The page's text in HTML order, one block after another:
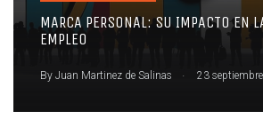
MARCA PERSONAL: SU IMPACTO EN
EMPLEO
By Juan Martinez de Salinas 23